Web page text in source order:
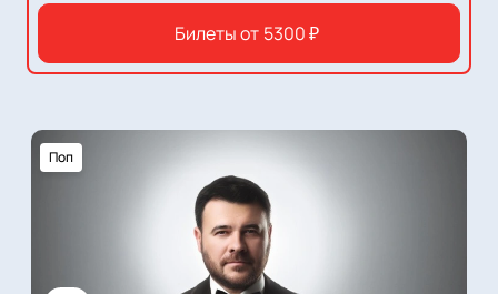
Билеты от 5300₽
Поп